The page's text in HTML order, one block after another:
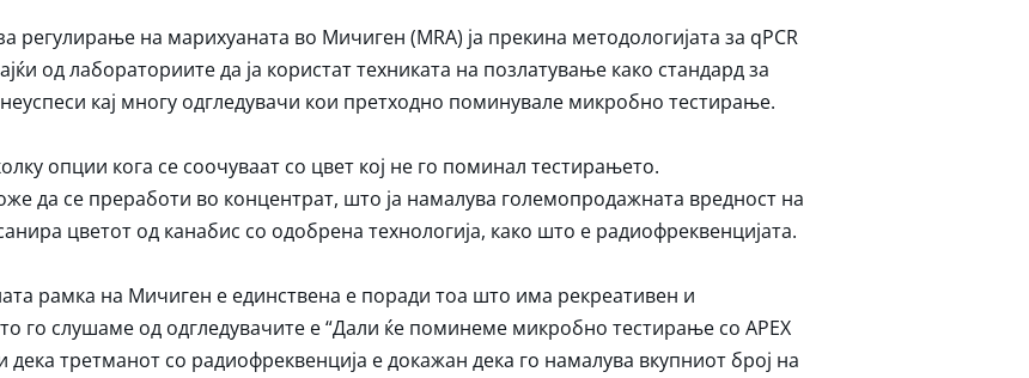
регулирање на марихуаната во Мичиген (MRA) ја прекина методологијата за qPCR
од лабораториите да ја користат техниката на позлатување како стандард за
кај многу одгледувачи кои претходно поминувале микробно тестирање.
опции кога се соочуваат со цвет кој не го поминал тестирањето.
да се преработи во концентрат, што ја намалува големопродажната вредност на
цветот од канабис со одобрена технологија, како што е радиофреквенцијата.
рамка на Мичиген е единствена е поради тоа што има рекреативен и
го слушаме од одгледувачите е “Дали ќе поминеме микробно тестирање со APEX
третманот со радиофреквенција е докажан дека го намалува вкупниот број на